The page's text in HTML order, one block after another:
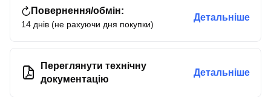
Повернення/обмін:
14 днів (не рахуючи дня покупки)
Детальніше
Переглянути технічну
документацію
Детальніше